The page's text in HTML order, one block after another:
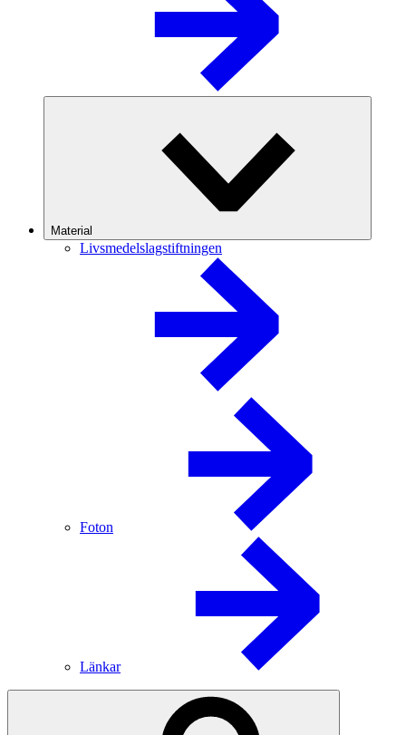
Material
Livsmedelslagstiftningen
Foton
Länkar